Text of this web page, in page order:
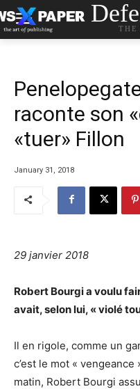
THE
raconte son
«tuer» Fillon
January 31, 2018
29 janvier 2018
Robert Bourgi a voulu
avait, selon lui, « violé
Il en rigole, comme un
c’est le mot «
matin, Robert Bourgi